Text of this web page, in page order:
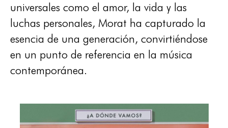
universales como el amor, la vida y las
luchas personales, Morat ha capturado la
esencia de una generación, convirtiéndose
en un punto de referencia en la música
contemporánea.